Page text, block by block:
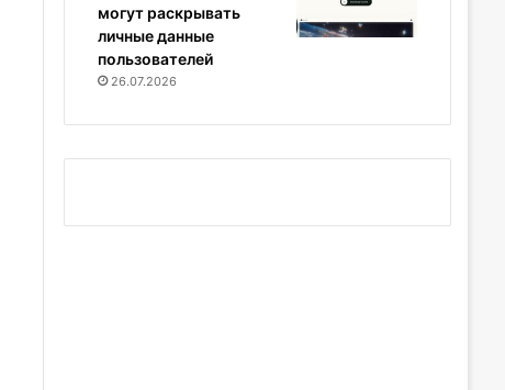
могут раскрывать
личные данные
пользователей
26.07.2026